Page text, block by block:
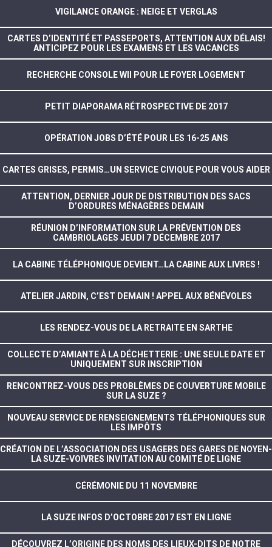
VIGILANCE ORANGE : NEIGE ET VERGLAS
CARTES D’IDENTITÉ ET PASSEPORTS, ATTENTION AUX DÉLAIS!
ANTICIPEZ POUR LES EXAMENS ET LES VACANCES
RECHERCHE CONSOLE WII POUR LE FOYER LOGEMENT
PETIT DIAPORAMA RÉTROSPECTIVE DE 2017
OPÉRATION JOBS D’ÉTÉ POUR LES 16-25 ANS
CARTES GRISES, PERMIS…UN SERVICE CIVIQUE POUR VOUS AIDER
ATTENTION, DERNIER JOUR DE DISTRIBUTION DES SACS
D’ORDURES MÉNAGÈRES DEMAIN
RÉUNION D’INFORMATION SUR LA PRÉVENTION DES
CAMBRIOLAGES JEUDI 7 DÉCEMBRE 2017
LA CABINE TÉLÉPHONIQUE DEVIENT…LA CABINE AUX LIVRES !
ATELIER JARDIN, C’EST DEMAIN ! APPEL AUX BÉNÉVOLES
LES RENDEZ-VOUS DE LA RETRAITE EN SARTHE
COLLECTE D’AMIANTE À LA DÉCHETTERIE : UNE SEULE DATE ET
UNIQUEMENT SUR INSCRIPTION
RENCONTREZ-VOUS DES PROBLÈMES DE COUVERTURE MOBILE
SUR LA SUZE ?
NOUVEAU SERVICE DE RENSEIGNEMENTS TÉLÉPHONIQUES SUR
LES IMPÔTS
CRÉATION DE L’ASSOCIATION DES USAGERS DES GARES DE NOYEN-
LA SUZE-VOIVRES INVITATION AU COMITÉ DE LIGNE
CÉRÉMONIE DU 11 NOVEMBRE
LA SUZE INFOS D’OCTOBRE 2017 EST EN LIGNE
DÉCOUVREZ L’ORIGINE DES NOMS DES LIEUX-DITS DE NOTRE